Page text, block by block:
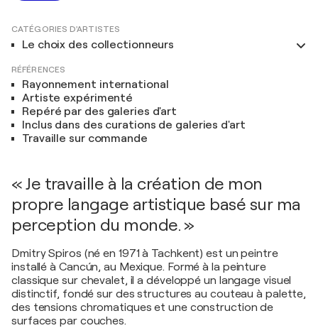
CATÉGORIES D'ARTISTES
Le choix des collectionneurs
RÉFÉRENCES
Rayonnement international
Artiste expérimenté
Repéré par des galeries d'art
Inclus dans des curations de galeries d'art
Travaille sur commande
« Je travaille à la création de mon
propre langage artistique basé sur ma
perception du monde. »
Dmitry Spiros (né en 1971 à Tachkent) est un peintre
installé à Cancún, au Mexique. Formé à la peinture
classique sur chevalet, il a développé un langage visuel
distinctif, fondé sur des structures au couteau à palette,
des tensions chromatiques et une construction de
surfaces par couches.